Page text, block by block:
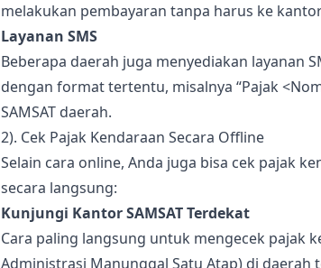
melakukan pembayaran tanpa harus ke kantor
Layanan SMS
Beberapa daerah juga menyediakan layanan
dengan format tertentu, misalnya “Pajak
SAMSAT daerah.
2). Cek Pajak Kendaraan Secara Offline
Selain cara online, Anda juga bisa cek pajak
secara langsung:
Kunjungi Kantor SAMSAT Terdekat
Cara paling langsung untuk mengecek pajak
Administrasi Manunggal Satu Atap) di